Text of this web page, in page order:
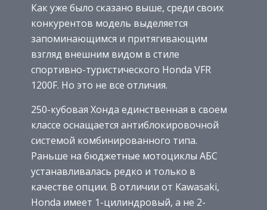
Как уже было сказано выше, среди своих
конкурентов модель выделяется
запоминающимся и притягивающим
взгляд внешним видом в стиле
спортивно-туристического Honda VFR
1200F. Но это не все отличия.
250-кубовая Хонда единственная в своем
классе оснащается антиблокировочной
системой комбинированного типа.
Раньше на бюджетные мотоциклы АБС
устанавливалась редко и только в
качестве опции. В отличии от Kawasaki,
Honda имеет 1-цилиндровый, а не 2-